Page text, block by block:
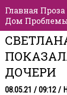
Главная Проза
Дом
ДОЧЕРИ
08.05.21 / 09:12 /